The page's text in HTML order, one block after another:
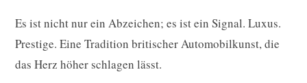
Es ist nicht nur ein Abzeichen; es ist ein Signal. Luxus.
Prestige. Eine Tradition britischer Automobilkunst, die
das Herz höher schlagen lässt.